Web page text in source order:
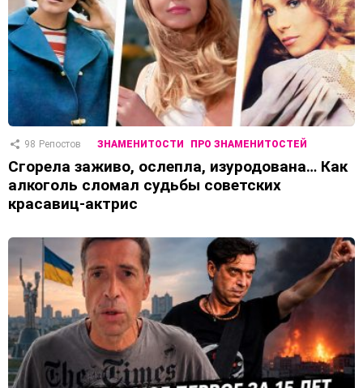
98 Репостов ЗНАМЕНИТОСТИ ПРО ЗНАМЕНИТОСТЕЙ
Сгорела заживо, ослепла, изуродована… Как
алкоголь сломал судьбы советских
красавиц-актрис